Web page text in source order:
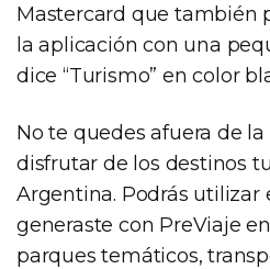
Mastercard que también
la aplicación con una
dice “Turismo” en color
No te quedes afuera de
disfrutar de los destinos
Argentina. Podrás utilizar
generaste con PreViaje
parques temáticos,